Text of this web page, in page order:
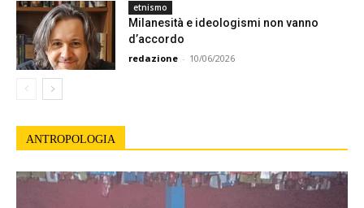
etnismo
Milanesità e ideologismi non vanno
d’accordo
redazione - 10/06/2026
ANTROPOLOGIA